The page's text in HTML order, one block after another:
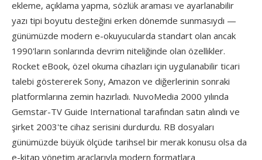
ekleme, açıklama yapma, sözlük araması ve ayarlanabilir
yazı tipi boyutu desteğini erken dönemde sunmasıydı —
günümüzde modern e-okuyucularda standart olan ancak
1990'ların sonlarında devrim niteliğinde olan özellikler.
Rocket eBook, özel okuma cihazları için uygulanabilir ticari
talebi göstererek Sony, Amazon ve diğerlerinin sonraki
platformlarına zemin hazırladı. NuvoMedia 2000 yılında
Gemstar-TV Guide International tarafından satın alındı ve
şirket 2003'te cihaz serisini durdurdu. RB dosyaları
günümüzde büyük ölçüde tarihsel bir merak konusu olsa da
e-kitap yönetim araçlarıyla modern formatlara